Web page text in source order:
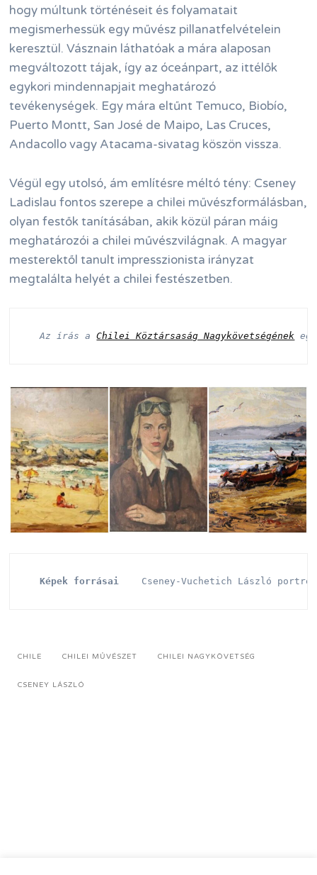
hogy múltunk történéseit és folyamatait
megismerhessük egy művész pillanatfelvételein
keresztül. Vásznain láthatóak a mára alaposan
megváltozott tájak, így az óceánpart, az ittélők
egykori mindennapjait meghatározó
tevékenységek. Egy mára eltűnt Temuco, Biobío,
Puerto Montt, San José de Maipo, Las Cruces,
Andacollo vagy Atacama-sivatag köszön vissza.
Végül egy utolsó, ám említésre méltó tény: Cseney
Ladislau fontos szerepe a chilei művészformálásban,
olyan festők tanításában, akik közül páran máig
meghatározói a chilei művészvilágnak. A magyar
mesterektől tanult impresszionista irányzat
megtalálta helyét a chilei festészetben.
Az írás a Chilei Köztársaság Nagykövetségének
Képek forrásai
Cseney-Vuchetich László
CHILE CHILEI MŰVÉSZET CHILEI NAGYKÖVETSÉG
CSENEY LÁSZLÓ